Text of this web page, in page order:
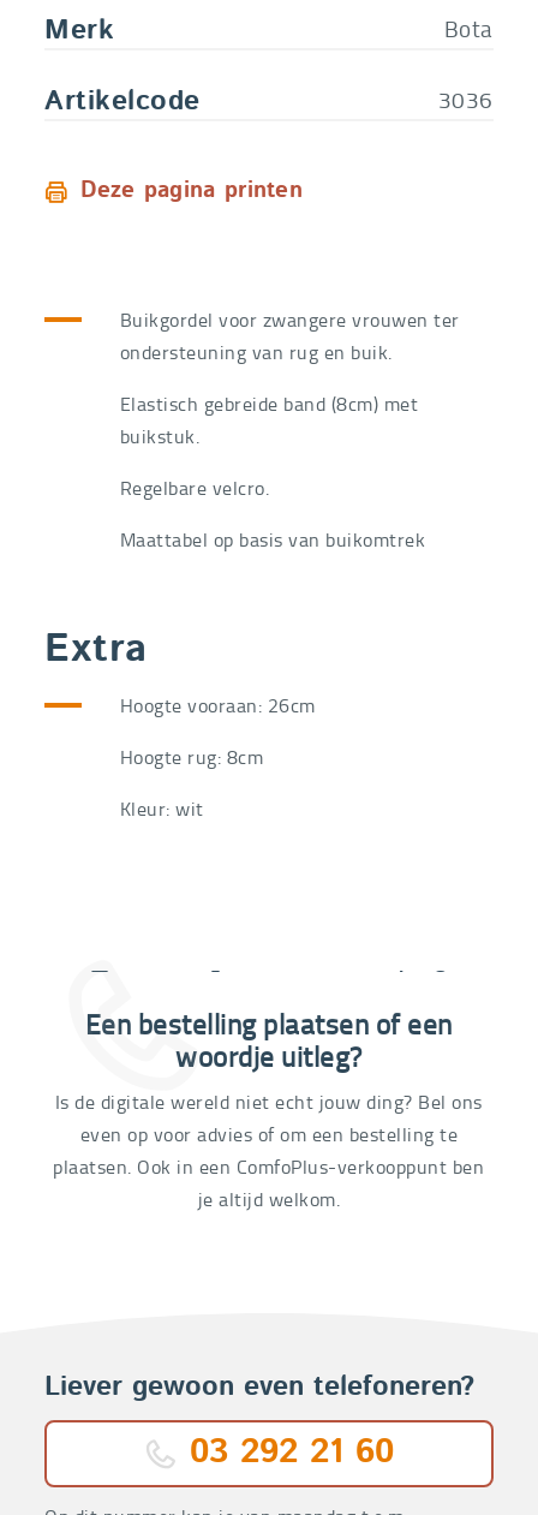
Merk Bota
Artikelcode 3036
Deze pagina printen
Buikgordel voor zwangere vrouwen ter
ondersteuning van rug en buik.
Elastisch gebreide band (8cm) met
buikstuk.
Regelbare velcro.
Maattabel op basis van buikomtrek
Extra
Hoogte vooraan: 26cm
Hoogte rug: 8cm
Kleur: wit
03 292 21 60
Een bestelling plaatsen of een
woordje uitleg?
Is de digitale wereld niet echt jouw ding? Bel ons
even op voor advies of om een bestelling te
plaatsen. Ook in een ComfoPlus-verkooppunt ben
je altijd welkom.
Liever gewoon even telefoneren?
03 292 21 60